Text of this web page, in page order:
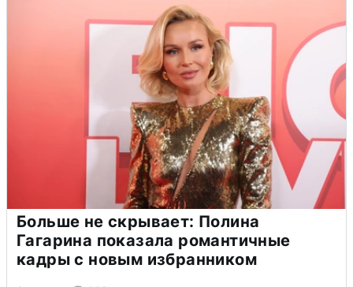
Больше не скрывает: Полина
Гагарина показала романтичные
кадры с новым избранником